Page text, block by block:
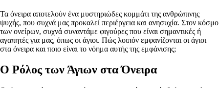
Τα όνειρα αποτελούν ένα μυστηριώδες κομμάτι της ανθρώπινης
ψυχής, που συχνά μας προκαλεί περιέργεια και ανησυχία. Στον κόσμο
των ονείρων, συχνά συναντάμε φιγούρες που είναι σημαντικές ή
αγαπητές για μας, όπως οι άγιοι. Πώς λοιπόν εμφανίζονται οι άγιοι
στα όνειρα και ποιο είναι το νόημα αυτής της εμφάνισης;
Ο Ρόλος των Άγιων στα Όνειρα